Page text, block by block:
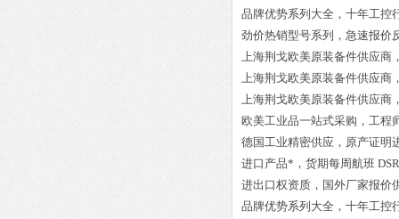
品牌优势系列大全，十年工控
劲价热销型号系列，急速报价
上海荆戈欧美原装备件供应商
上海荆戈欧美原装备件供应商
上海荆戈欧美原装备件供应商
欧美工业品一站式采购，工程
德国工业精密供应，原产证明
进口产品*，货期每周航班
进出口权资质，国外厂家报价
品牌优势系列大全，十年工控